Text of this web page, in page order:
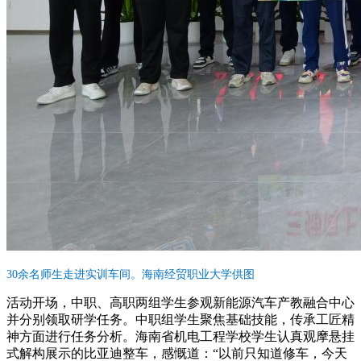
30余名师生走进实训车间。海南经贸职业大学供图
活动开场，中职、高职两组学生参观新能源汽车产教融合中心
并分别领取研学任务。中职组学生聚焦基础技能，传承工匠精
神方面进行任务分析。海南省机电工程学校学生认真观摩悬挂
式解构展示的比亚迪整车，感慨道：“以前只知道修车，今天